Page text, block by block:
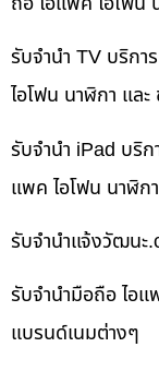
รับจำนำ TV บริกา
ไอโฟน นาฬิกา แล
รับจำนำ iPad บริก
แพค ไอโฟน นาฬิก
รับจํานําแจ้งวัฒนะ
รับจำนำมือถือ ไอแ
แบรนด์เนมต่างๆ